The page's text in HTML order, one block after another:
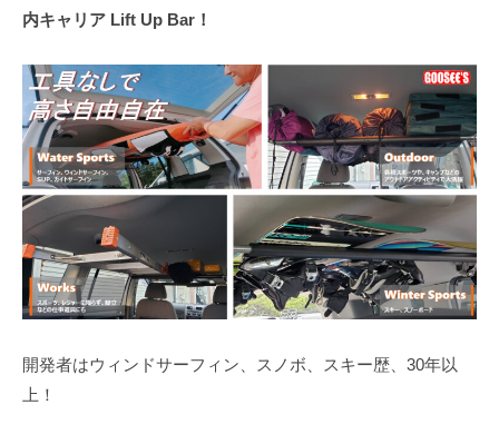
キ
ャ
リ
ア
Lift
Up
Bar
09/12/2023
hagiwara
内キャリア Lift Up Bar！
開発者はウィンドサーフィン、スノボ、スキー歴、30年以
上！